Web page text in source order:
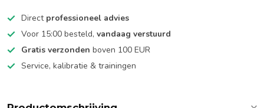
Direct professioneel advies
Voor 15:00 besteld, vandaag verstuurd
Gratis verzonden boven 100 EUR
Service, kalibratie & trainingen